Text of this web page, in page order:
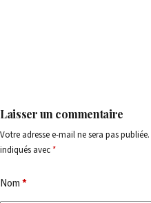
Laisser un commentaire
Votre adresse e-mail ne sera pas publiée.
indiqués avec*
Nom*